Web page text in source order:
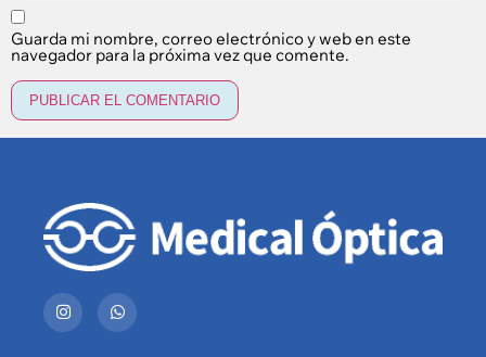
Guarda mi nombre, correo electrónico y web en este
navegador para la próxima vez que comente.